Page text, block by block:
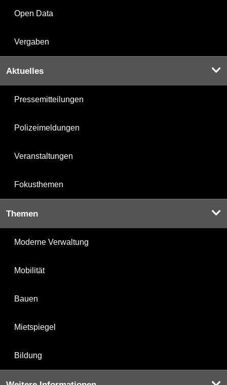
Open Data
Vergaben
Aktuelles
Pressemitteilungen
Polizeimeldungen
Veranstaltungen
Fokusthemen
Themen
Moderne Verwaltung
Mobilität
Bauen
Mietspiegel
Bildung